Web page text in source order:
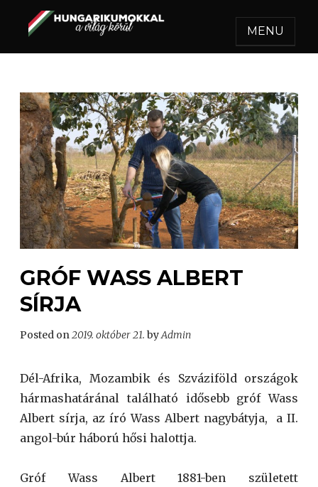
HUNGARIKUMOKKAL A
Egy felejthetetlen utazás.
MENU
GRÓF WASS ALBERT
SÍRJA
Posted on2019. október 21. byAdmin
Dél-Afrika, Mozambik és Szváziföld országok
hármashatáránal található idősebb gróf Wass
Albert sírja, az író Wass Albert nagybátyja, a II.
angol-búr háború hősi halottja.
Gróf Wass Albert 1881-ben született